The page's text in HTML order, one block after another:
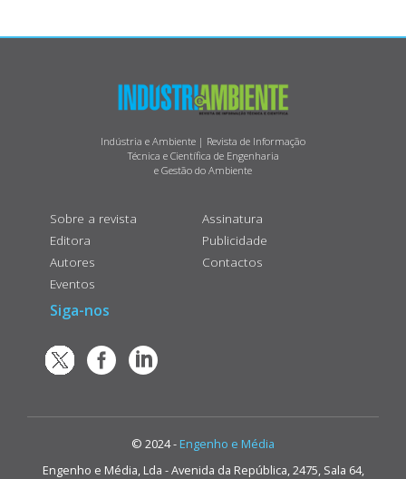
Indústria e Ambiente | Revista de Informação
Técnica e Científica de Engenharia
e Gestão do Ambiente
Sobre a revista
Editora
Autores
Eventos
Assinatura
Publicidade
Contactos
Siga-nos
© 2024 - Engenho e Média
Engenho e Média, Lda - Avenida da República, 2475, Sala 64,